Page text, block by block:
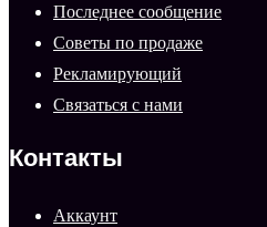
Последнее сообщение
Советы по продаже
Рекламирующий
Связаться с нами
Контакты
Аккаунт